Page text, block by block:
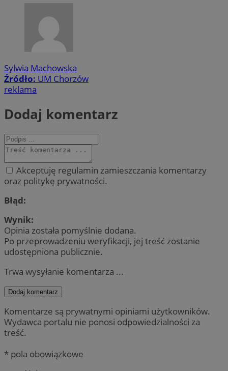
Sylwia Machowska
Źródło: UM Chorzów
reklama
Dodaj komentarz
Akceptuję regulamin zamieszczania komentarzy
oraz politykę prywatności.
Błąd:
Wynik:
Opinia została pomyślnie dodana.
Po przeprowadzeniu weryfikacji, jej treść zostanie
udostępniona publicznie.
Trwa wysyłanie komentarza ...
Dodaj komentarz
Komentarze są prywatnymi opiniami użytkowników.
Wydawca portalu nie ponosi odpowiedzialności za
treść.
* pola obowiązkowe